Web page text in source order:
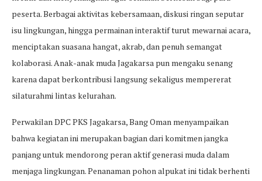
peserta. Berbagai aktivitas kebersamaan, diskusi ringan seputar
isu lingkungan, hingga permainan interaktif turut mewarnai acara,
menciptakan suasana hangat, akrab, dan penuh semangat
kolaborasi. Anak-anak muda Jagakarsa pun mengaku senang
karena dapat berkontribusi langsung sekaligus mempererat
silaturahmi lintas kelurahan.
Perwakilan DPC PKS Jagakarsa, Bang Oman menyampaikan
bahwa kegiatan ini merupakan bagian dari komitmen jangka
panjang untuk mendorong peran aktif generasi muda dalam
menjaga lingkungan. Penanaman pohon alpukat ini tidak berhenti